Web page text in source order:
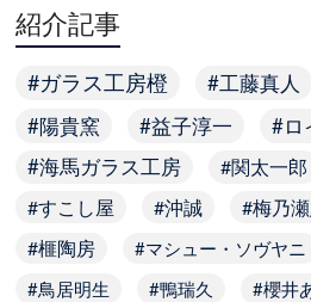
紹介記事
ガラス工房橙 工藤真人
陽貴窯
益子淳一
海馬ガラス工房 関太一郎
すこし屋
沖誠 梅乃
榧陶房 マシュー・ソヴヤニ
鳥居明生
鴨瑞久 櫻井